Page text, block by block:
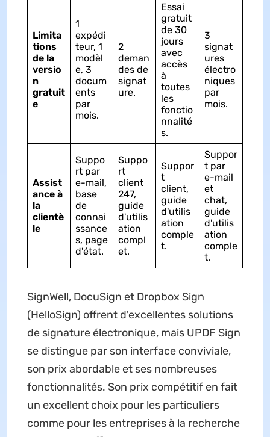
Limita
tions
de la
versio
n
gratuit
e
1
expédi
teur, 1
modèl
e, 3
docum
ents
par
mois.
2
deman
des de
signat
ure.
Essai
gratuit
de 30
jours
avec
accès
à
toutes
les
fonctio
nnalité
s.
3
signat
ures
électro
niques
par
mois.
Assist
ance à
la
clientè
le
Suppo
rt par
e-mail,
base
de
connai
ssance
s, page
d'état.
Suppo
rt
client
247,
guide
d'utilis
ation
compl
et.
Suppor
t
client,
guide
d'utilis
ation
comple
t.
Suppor
t par
e-mail
et
chat,
guide
d'utilis
ation
comple
t.
SignWell, DocuSign et Dropbox Sign
(HelloSign) offrent d'excellentes solutions
de signature électronique, mais UPDF Sign
se distingue par son interface conviviale,
son prix abordable et ses nombreuses
fonctionnalités. Son prix compétitif en fait
un excellent choix pour les particuliers
comme pour les entreprises à la recherche